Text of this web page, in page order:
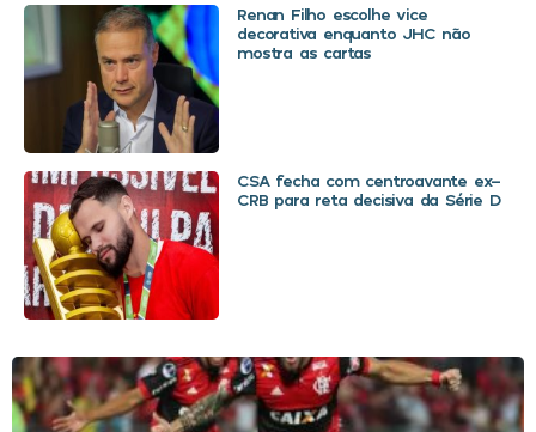
Renan Filho escolhe vice
decorativa enquanto JHC não
mostra as cartas
CSA fecha com centroavante ex-
CRB para reta decisiva da Série D